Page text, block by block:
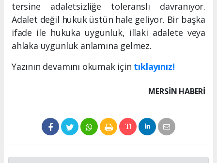
tersine adaletsizliğe toleranslı davranıyor.
Adalet değil hukuk üstün hale geliyor. Bir başka
ifade ile hukuka uygunluk, illaki adalete veya
ahlaka uygunluk anlamına gelmez.
Yazının devamını okumak için tıklayınız!
MERSIN HABERİ